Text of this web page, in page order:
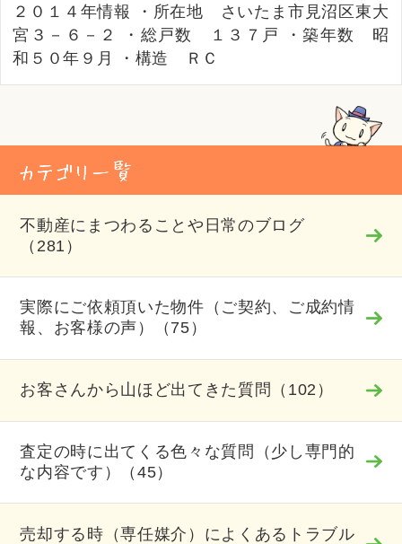
２０１４年情報 ・所在地 さいたま市見沼区東大
宮３－６－２ ・総戸数 １３７戸 ・築年数 昭
和５０年９月 ・構造 ＲＣ
不動産にまつわることや日常のブログ
（281）
実際にご依頼頂いた物件（ご契約、ご成約情
報、お客様の声）（75）
お客さんから山ほど出てきた質問（102）
査定の時に出てくる色々な質問（少し専門的
な内容です）（45）
売却する時（専任媒介）によくあるトラブル